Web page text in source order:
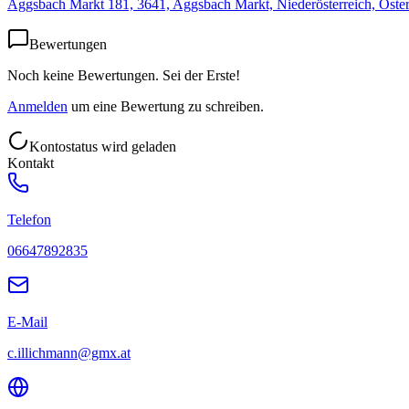
Aggsbach Markt 181, 3641, Aggsbach Markt, Niederösterreich,
Bewertungen
Noch keine Bewertungen. Sei der Erste!
Anmelden um eine Bewertung zu schreiben.
Kontostatus wird geladen
Kontakt
Telefon
06647892835
E-Mail
c.illichmann@gmx.at